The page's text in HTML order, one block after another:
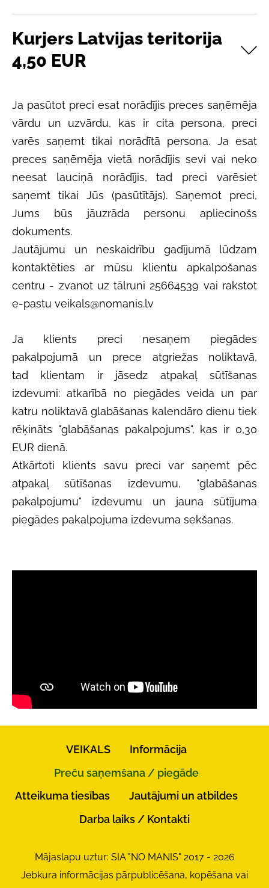
Kurjers Latvijas teritorija
4,50 EUR
Ja pasūtot preci esat norādījis preces saņēmēja
vārdu un uzvārdu, kas ir cita persona, preci
varēs saņemt tikai norādītā persona. Ja esat
preces saņēmēja vietā norādījis sevi vai neko
neesat lauciņā norādījis, tad preci varēsiet
saņemt tikai Jūs (pasūtītājs). Saņemot preci,
Jums būs jāuzrāda personu apliecinošs
dokuments.
Jautājumu un neskaidrību gadījumā lūdzam
kontaktēties ar mūsu klientu apkalpošanas
centru - zvanot uz tālruni 25664539 vai rakstot
e-pastu veikals@nomanis.lv
Ja klients preci nesaņem piegādes
pakalpojumā un prece atgriežas noliktavā,
tad
klientam ir jāsedz atpakaļ sūtīšanas
izdevumi: atkarībā no piegādes veida un par
katru noliktavā glabāšanas kalendāro dienu tiek
rēķināts "glabāšanas pakalpojums", kas ir 0,30
EUR dienā.
Atkārtoti klients savu preci var saņemt pēc
atpakaļ sūtīšanas izdevumu, "glabāšanas
pakalpojumu" izdevumu un jauna sūtījuma
piegādes pakalpojuma izdevuma sekšanas.
VEIKALS
Informācija
Preču saņemšana / piegāde
Atteikuma tiesības
Jautājumi un atbildes
Darba laiks / Kontakti
Mājaslapu uztur: SIA "NO MANIS" 2017 - 2026
Jebkura informācijas pārpublicēšana, kopēšana vai